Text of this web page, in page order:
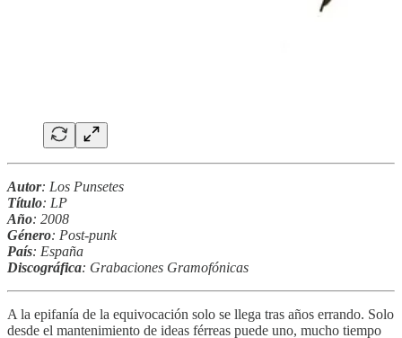
Autor: Los Punsetes
Título: LP
Año: 2008
Género: Post-punk
País: España
Discográfica: Grabaciones Gramofónicas
A la epifanía de la equivocación solo se llega tras años errando. Solo
desde el mantenimiento de ideas férreas puede uno, mucho tiempo